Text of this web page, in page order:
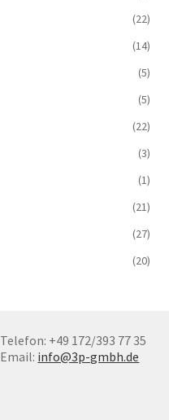
(22)
(14)
(5)
(5)
(22)
(3)
(1)
(21)
(27)
(20)
Telefon: +49 172/393 77 35
Email: info@3p-gmbh.de